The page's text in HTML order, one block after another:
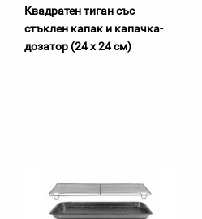
Квадратен тиган със
стъклен капак и капачка-
дозатор (24 х 24 см)